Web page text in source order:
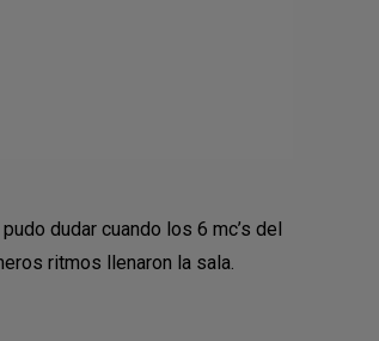
pudo dudar cuando los 6 mc’s del
ritmos llenaron la sala.